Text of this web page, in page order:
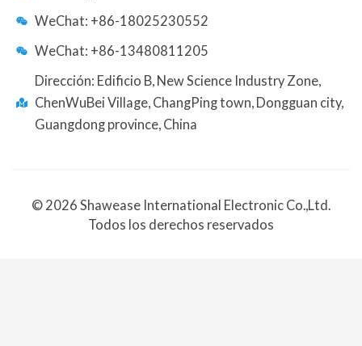
WeChat: +86-18025230552
WeChat: +86-13480811205
Dirección: Edificio B, New Science Industry Zone,
ChenWuBei Village, ChangPing town, Dongguan city,
Guangdong province, China
© 2026 Shawease International Electronic Co.,Ltd.
Todos los derechos reservados